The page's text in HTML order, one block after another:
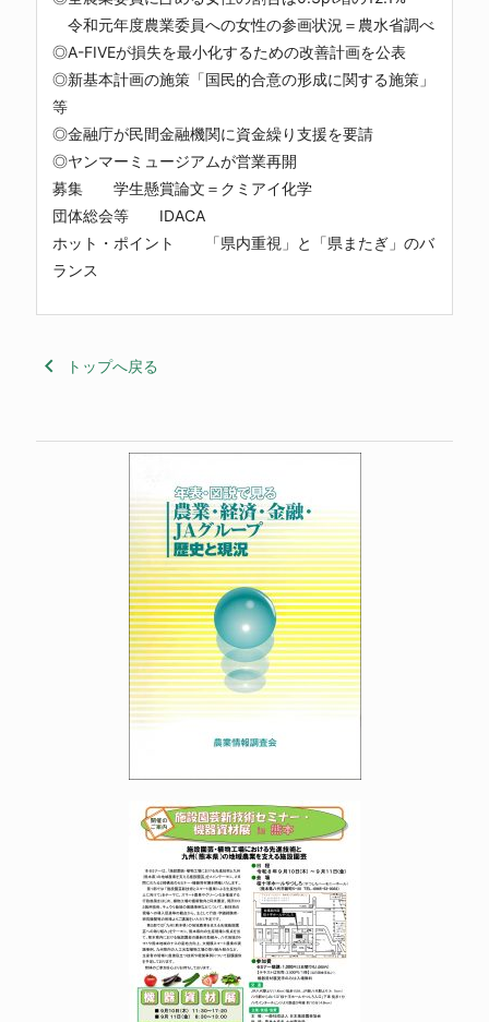
令和元年度農業委員への女性の参画状況＝農水省調べ
◎A-FIVEが損失を最小化するための改善計画を公表
◎新基本計画の施策「国民的合意の形成に関する施策」
等
◎金融庁が民間金融機関に資金繰り支援を要請
◎ヤンマーミュージアムが営業再開
募集 学生懸賞論文＝クミアイ化学
団体総会等 IDACA
ホット・ポイント 「県内重視」と「県またぎ」のバ
ランス
keyboard_arrow_left トップへ戻る